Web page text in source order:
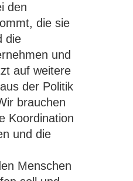
den
die sie
die
und
auf weitere
der Politik
brauchen
Koordination
und die
Menschen